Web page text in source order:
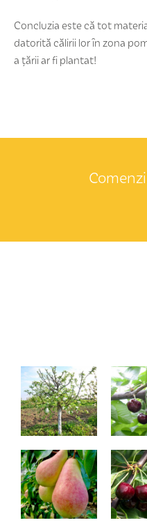
Concluzia este că tot
datorită călirii lor în zona
a ţării ar fi plantat!
TriMeri (meri
împletiți)
Harrow Sweet